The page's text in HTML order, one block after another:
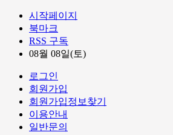
시작페이지
북마크
RSS 구독
08월 08일(토)
로그인
회원가입
회원가입정보찾기
이용안내
일반문의